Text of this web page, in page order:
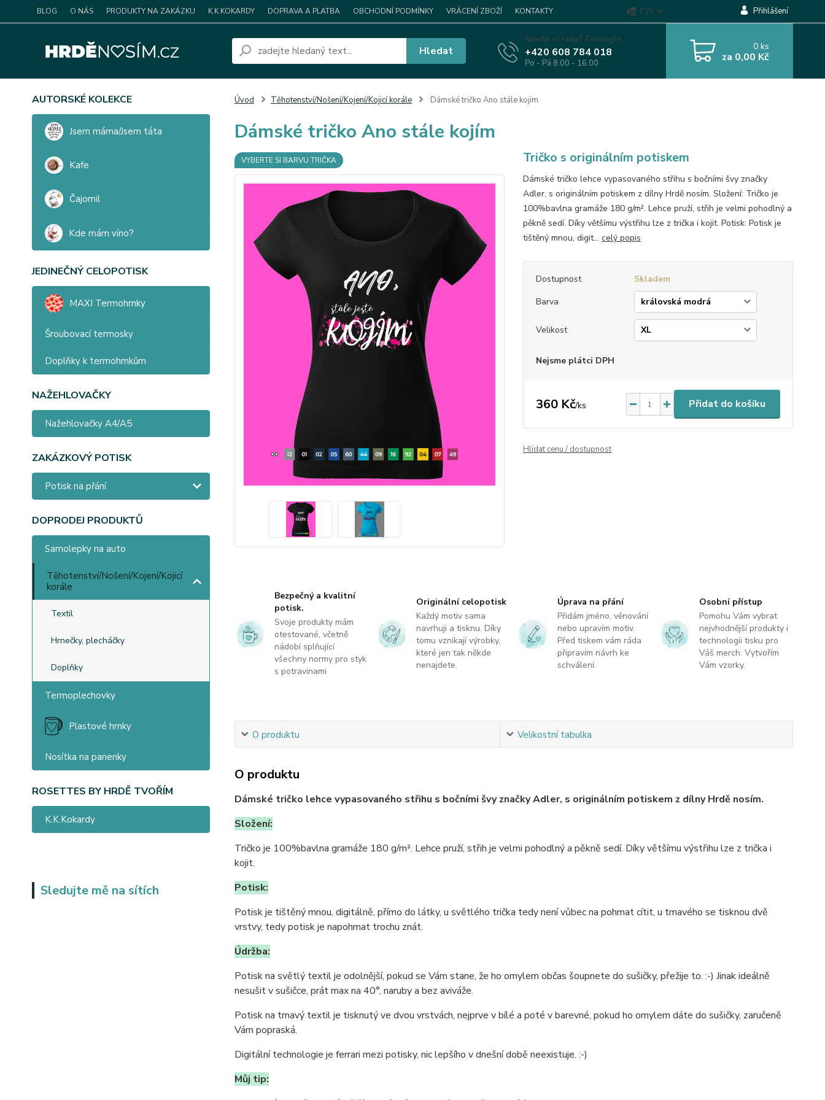
BLOG O NÁS PRODUKTY NA ZAKÁZKU K.K.KOKARDY DOPRAVA A PLATBA OBCHODNÍ PODMÍNKY VRÁCENÍ ZBOŽÍ KONTAKTY CZK Přihlášení
Hledat
Nevíte si rady? Zavolejte.
+420 608 784 018
Po - Pá 8.00 - 16.00
0ks
za 0,00 Kč
AUTORSKÉ KOLEKCE
Jsem máma/Jsem táta
Kafe
Čajomil
Kde mám víno?
JEDINEČNÝ CELOPOTISK
MAXI Termohrnky
Šroubovací termosky
Doplňky k termohrnkům
NAŽEHLOVAČKY
Nažehlovačky A4/A5
ZAKÁZKOVÝ POTISK
Potisk na přání
DOPRODEJ PRODUKTŮ
Samolepky na auto
Těhotenství/Nošení/Kojení/Kojicí
korále
Textil
Hrnečky, plecháčky
Doplňky
Termoplechovky
Plastové hrnky
Nosítka na panenky
ROSETTES BY HRDĚ TVOŘÍM
K.K.Kokardy
Sledujte mě na sítích
Úvod Těhotenství/Nošení/Kojení/Kojicí korále Dámské tričko Ano stále kojím
Dámské tričko Ano stále kojím
VYBERTE SI BARVU TRIČKA Tričko s originálním potiskem
Dámské tričko lehce vypasovaného střihu s bočními švy značky
Adler, s originálním potiskem z dílny Hrdě nosím. Složení: Tričko je
100%bavlna gramáže 180 g/m². Lehce pruží, střih je velmi pohodlný a
pěkně sedí. Díky většímu výstřihu lze z trička i kojit. Potisk: Potisk je
tištěný mnou, digit... celý popis
Dostupnost
Skladem
Barva
Velikost
Nejsme plátci DPH
360 Kč/ks Přidat do košíku
Hlídat cenu / dostupnost
Bezpečný a kvalitní
potisk.
Svoje produkty mám
otestované, včetně
nádobí splňující
všechny normy pro styk
s potravinami
Originální celopotisk
Každý motiv sama
navrhuji a tisknu. Díky
tomu vznikají výrobky,
které jen tak někde
nenajdete.
Úprava na přání
Přidám jméno, věnování
nebo upravím motiv.
Před tiskem vám ráda
připravím návrh ke
schválení.
Osobní přístup
Pomohu Vám vybrat
nejvhodnější produkty i
technologii tisku pro
Váš merch. Vytvořím
Vám vzorky.
O produktu Velikostní tabulka
O produktu
Dámské tričko lehce vypasovaného střihu s bočními švy značky Adler, s originálním potiskem z dílny Hrdě nosím.
Složení:
Tričko je 100%bavlna gramáže 180 g/m². Lehce pruží, střih je velmi pohodlný a pěkně sedí. Díky většímu výstřihu lze z trička i
kojit.
Potisk:
Potisk je tištěný mnou, digitálně, přímo do látky, u světlého trička tedy není vůbec na pohmat cítit, u tmavého se tisknou dvě
vrstvy, tedy potisk je napohmat trochu znát.
Údržba:
Potisk na světlý textil je odolnější, pokud se Vám stane, že ho omylem občas šoupnete do sušičky, přežije to. :-) Jinak ideálně
nesušit v sušičce, prát max na 40°, naruby a bez aviváže.
Potisk na tmavý textil je tisknutý ve dvou vrstvách, nejprve v bílé a poté v barevné, pokud ho omylem dáte do sušičky, zaručeně
Vám popraská.
Digitální technologie je ferrari mezi potisky, nic lepšího v dnešní době neexistuje. :-)
Můj tip: